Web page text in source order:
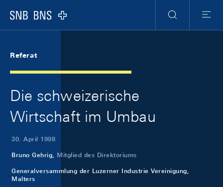
Logo
Suche
Menu
Referat
Die schweizerische
Wirtschaft im Umbau
30. April 1998
Bruno Gehrig, Mitglied des Direktoriums
Generalversammlung der Luzerner Industrie Vereinigung,
Malters